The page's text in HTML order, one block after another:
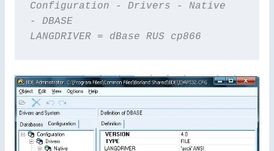
Configuration - Drivers - Native
- DBASE
LANGDRIVER = dBase RUS cp866